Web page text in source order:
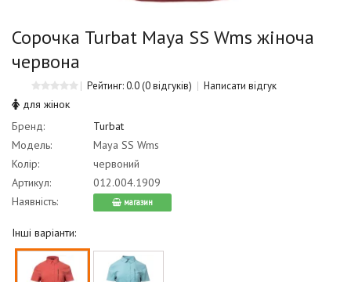
Сорочка Turbat Maya SS Wms жіноча
червона
Рейтинг: 0.0(0 відгуків) Написати відгук
для жінок
Бренд:
Turbat
Модель:
Maya SS Wms
Колір:
червоний
Артикул:
012.004.1909
Наявність:
магазин
Інші варіанти: